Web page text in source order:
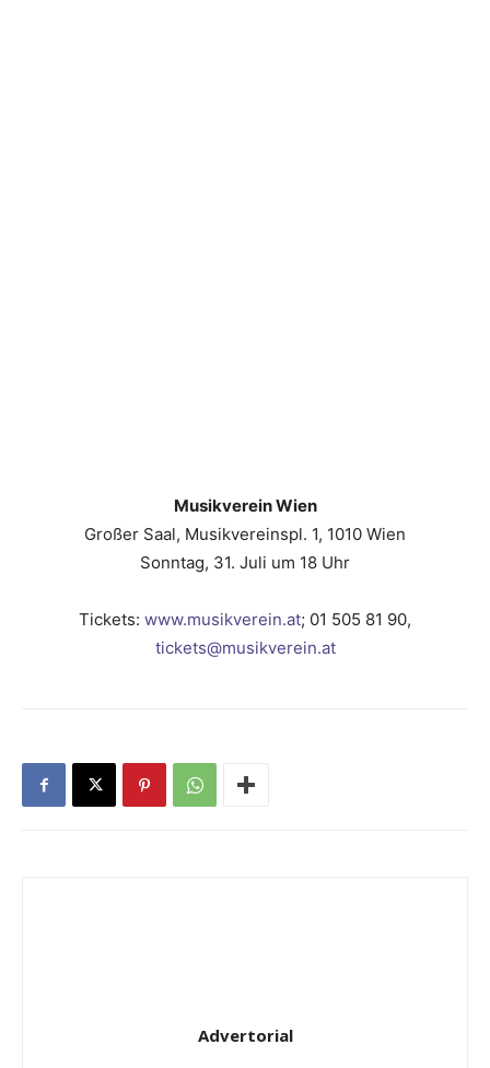
Musikverein Wien
Großer Saal, Musikvereinspl. 1, 1010 Wien
Sonntag, 31. Juli um 18 Uhr
Tickets: www.musikverein.at; 01 505 81 90,
tickets@musikverein.at
Advertorial